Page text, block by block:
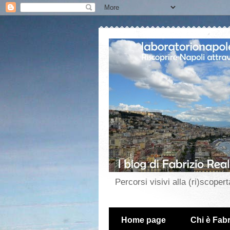
Percorsi visivi alla
Home page Chi è